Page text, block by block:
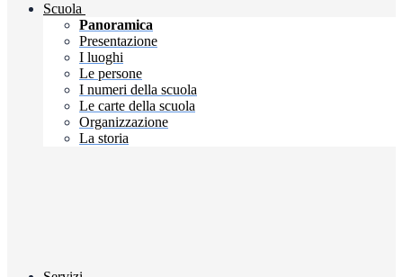
Scuola
Panoramica
Presentazione
I luoghi
Le persone
I numeri della scuola
Le carte della scuola
Organizzazione
La storia